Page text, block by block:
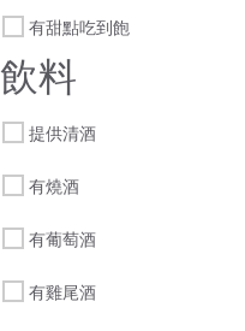
有甜點吃到飽
飲料
提供清酒
有燒酒
有葡萄酒
有雞尾酒